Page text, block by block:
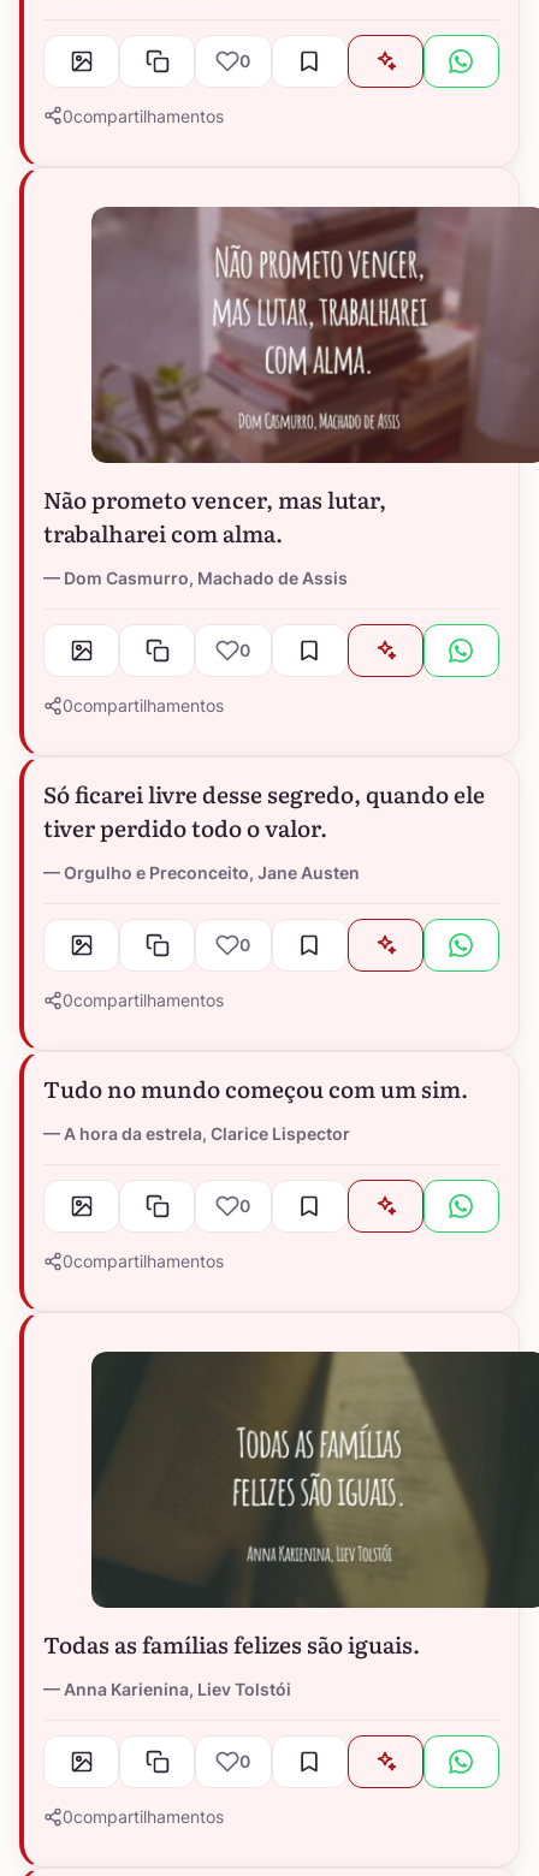
0
0compartilhamentos
Não prometo vencer, mas lutar,
trabalharei com alma.
Dom Casmurro, Machado de Assis
0
0compartilhamentos
Só ficarei livre desse segredo, quando ele
tiver perdido todo o valor.
Orgulho e Preconceito, Jane Austen
0
0compartilhamentos
Tudo no mundo começou com um sim.
A hora da estrela, Clarice Lispector
0
0compartilhamentos
Todas as famílias felizes são iguais.
Anna Karienina, Liev Tolstói
0
0compartilhamentos